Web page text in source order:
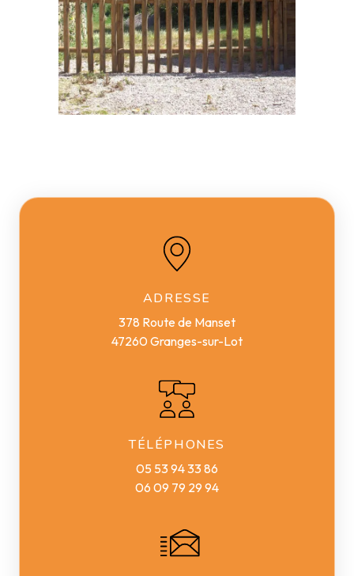
ADRESSE
378 Route de Manset
47260 Granges-sur-Lot
TÉLÉPHONES
05 53 94 33 86
06 09 79 29 94